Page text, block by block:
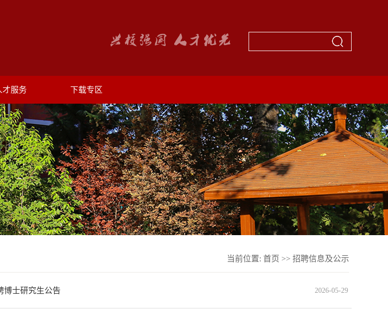
才服务 下载专区
当前位置: 首页 >> 招聘信息及公示
博士研究生公告 2026-05-29